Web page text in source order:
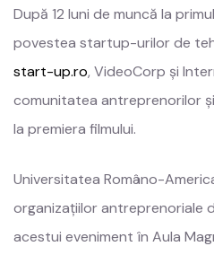
După 12 luni de muncă la
povestea startup-urilor de
start-up.ro, VideoCorp și
comunitatea antreprenorilor
la premiera filmului.
Universitatea Româno-
organizațiilor antreprenoriale
acestui eveniment în Aula